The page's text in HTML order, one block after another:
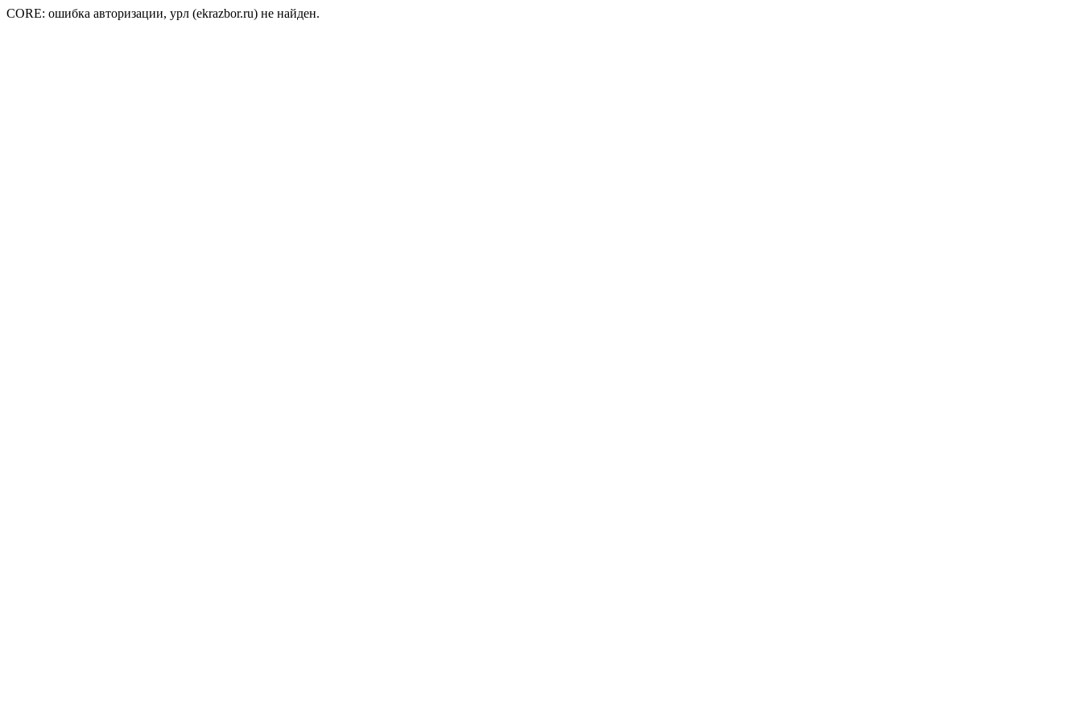
CORE: ошибка авторизации, урл (ekrazbor.ru) не найден.